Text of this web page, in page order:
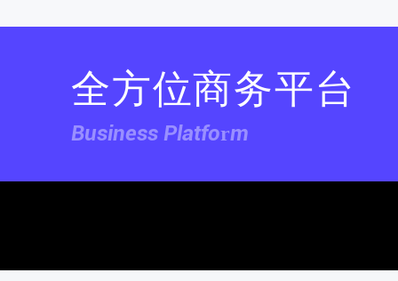
全方位商务平台
Business Platform